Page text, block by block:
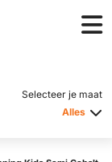
Selecteer je maat
Alles